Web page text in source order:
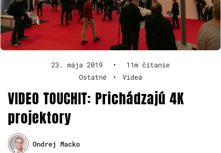
23. mája 2019 •
11m čítanie
Ostatné
• Videá
VIDEO TOUCHIT: Prichádzajú 4K
projektory
Ondrej Macko